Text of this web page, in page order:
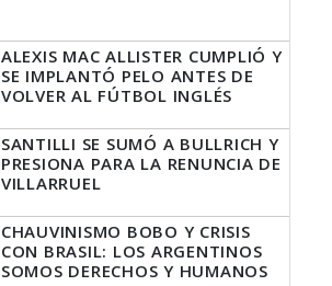
ALEXIS MAC ALLISTER CUMPLIÓ Y
SE IMPLANTÓ PELO ANTES DE
VOLVER AL FÚTBOL INGLÉS
SANTILLI SE SUMÓ A BULLRICH Y
PRESIONA PARA LA RENUNCIA DE
VILLARRUEL
CHAUVINISMO BOBO Y CRISIS
CON BRASIL: LOS ARGENTINOS
SOMOS DERECHOS Y HUMANOS